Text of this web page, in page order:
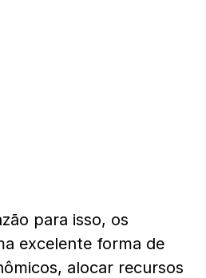
para isso, os
excelente forma de
alocar recursos